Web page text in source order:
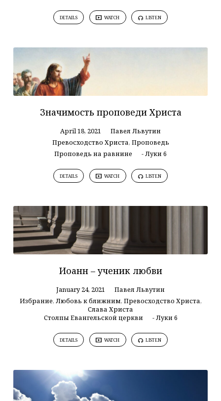
DETAILS WATCH LISTEN
Значимость проповеди Христа
April 18, 2021
Павел Львутин
Превосходство Христа, Проповедь
Проповедь на равнине
- Луки 6
DETAILS WATCH LISTEN
Иоанн – ученик любви
January 24, 2021
Павел Львутин
Избрание, Любовь к ближним, Превосходство Христа,
Слава Христа
Столпы Евангельской церкви
- Луки 6
DETAILS WATCH LISTEN